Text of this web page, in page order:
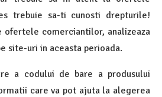
trebuie sa-ti cunosti drepturile!
ofertele comerciantilor, analizeaza
site-uri in aceasta perioada.
a codului de bare a produsului
care va pot ajuta la alegerea